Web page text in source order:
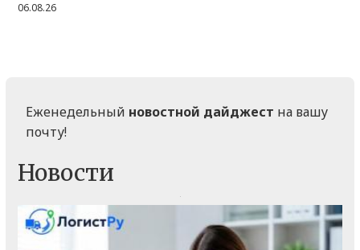
06.08.26
Еженедельный новостной дайджест на вашу
почту!
Новости